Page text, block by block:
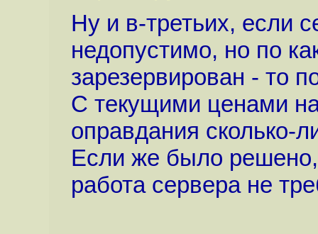
Ну и в-третьих, если
недопустимо, но по
зарезервирован - то
С текущими ценами
оправдания сколько-
Если же было
работа сервера не